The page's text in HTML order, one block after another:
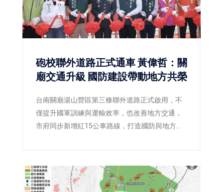
砲校聯外道路正式通車 黃偉哲：關
廟交通升級 國防建設帶動地方共榮
台南關廟湯山營區第三條聯外道路正式啟用，不
僅提升國軍訓練與運輸效率，也改善地方交通，
市府同步新增紅15公車路線，打造國防與地方雙